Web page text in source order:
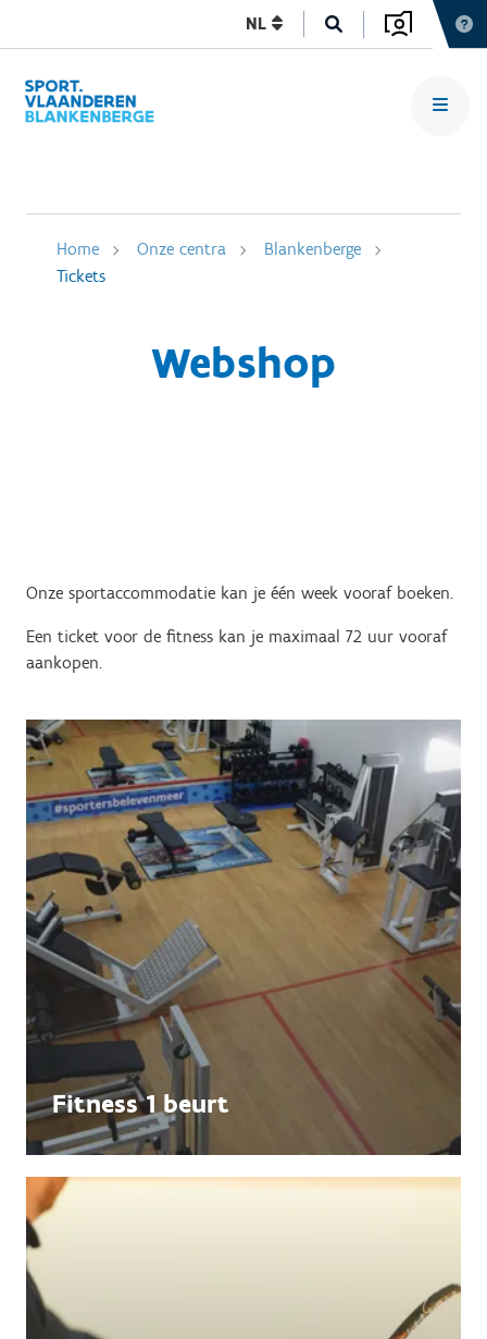
NL
Home Onze centra
Blankenberge
Tickets
Webshop
Onze sportaccommodatie kan je één week vooraf boeken.
Een ticket voor de fitness kan je maximaal 72 uur vooraf
aankopen.
Fitness 1 beurt